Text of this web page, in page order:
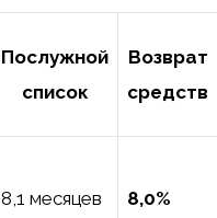
Послужной
список
Возврат
средств
8,1 месяцев 8,0%